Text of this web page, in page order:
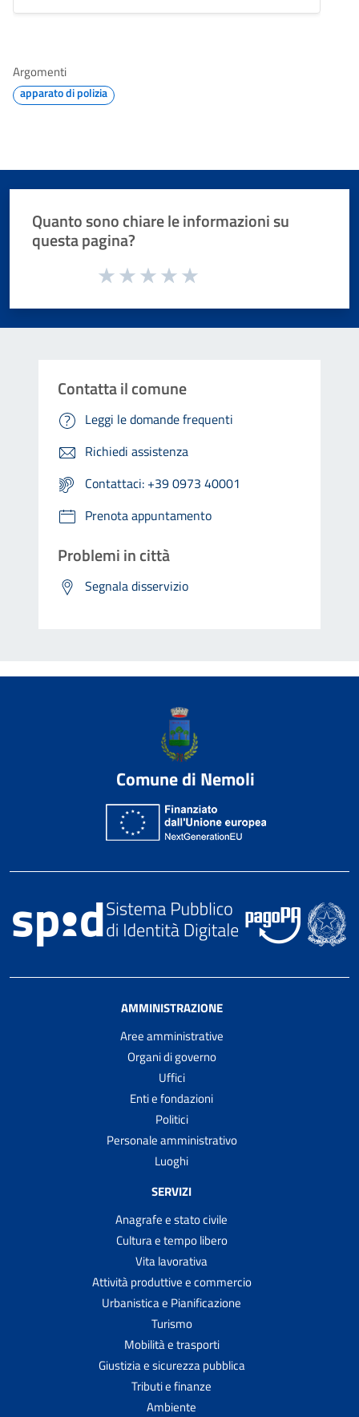
Argomenti
apparato di polizia
Quanto sono chiare le informazioni su
questa pagina?
Valuta da 1 a 5 stelle la pagina
Contatta il comune
Leggi le domande frequenti
Richiedi assistenza
Contattaci: +39 0973 40001
Prenota appuntamento
Problemi in città
Segnala disservizio
Comune di Nemoli
AMMINISTRAZIONE
Aree amministrative
Organi di governo
Uffici
Enti e fondazioni
Politici
Personale amministrativo
Luoghi
SERVIZI
Anagrafe e stato civile
Cultura e tempo libero
Vita lavorativa
Attività produttive e commercio
Urbanistica e Pianificazione
Turismo
Mobilità e trasporti
Giustizia e sicurezza pubblica
Tributi e finanze
Ambiente